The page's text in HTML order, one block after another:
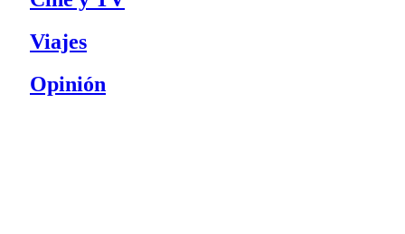
Viajes
Opinión